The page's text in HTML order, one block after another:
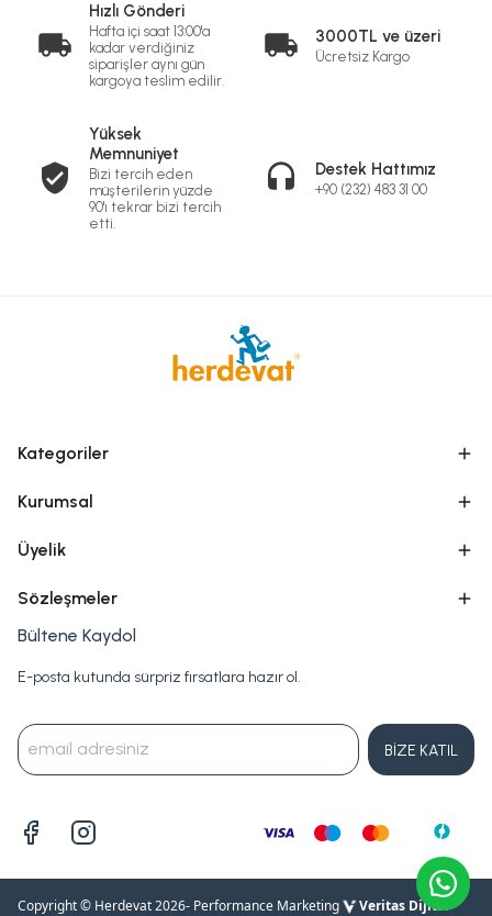
Hızlı Gönderi
Hafta içi saat 13:00'a
kadar verdiğiniz
siparişler aynı gün
kargoya teslim edilir.
3000TL ve üzeri
Ücretsiz Kargo
Yüksek
Memnuniyet
Bizi tercih eden
müşterilerin yüzde
90'ı tekrar bizi tercih
etti.
Destek Hattımız
+90 (232) 483 31 00
Kategoriler
Kurumsal
Üyelik
Sözleşmeler
Bültene Kaydol
E-posta kutunda sürpriz fırsatlara hazır ol.
BİZE KATIL
Copyright © Herdevat 2026- Performance Marketing Veritas Dijital